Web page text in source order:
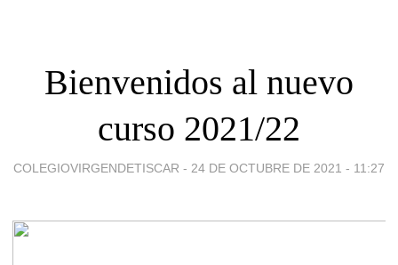
Bienvenidos al nuevo
curso 2021/22
COLEGIOVIRGENDETISCAR - 24 DE OCTUBRE DE 2021 - 11:27